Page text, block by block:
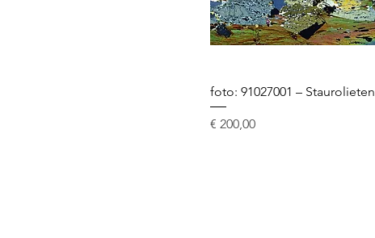
foto: 91027001 – Staurolieten
Prijs
€ 200,00